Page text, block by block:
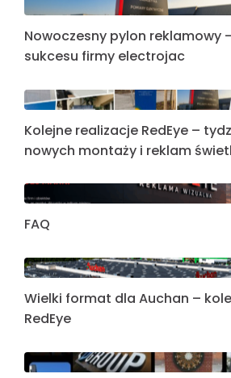
Nowoczesny pylon reklamowy
sukcesu firmy electrojac
Kolejne realizacje RedEye –
nowych montaży i reklam
FAQ
Wielki format dla Auchan –
RedEye